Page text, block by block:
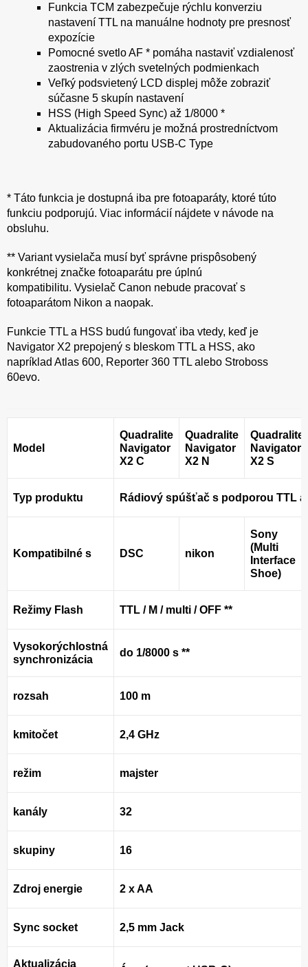
Funkcia TCM zabezpečuje rýchlu konverziu
nastavení TTL na manuálne hodnoty pre presnosť
expozície
Pomocné svetlo AF * pomáha nastaviť vzdialenosť
zaostrenia v zlých svetelných podmienkach
Veľký podsvietený LCD displej môže zobraziť
súčasne 5 skupín nastavení
HSS (High Speed ​​Sync) až 1/8000 *
Aktualizácia firmvéru je možná prostredníctvom
zabudovaného portu USB-C Type
* Táto funkcia je dostupná iba pre fotoaparáty, ktoré túto
funkciu podporujú. Viac informácií nájdete v návode na
obsluhu.
** Variant vysielača musí byť správne prispôsobený
konkrétnej značke fotoaparátu pre úplnú
kompatibilitu. Vysielač Canon nebude pracovať s
fotoaparátom Nikon a naopak.
Funkcie TTL a HSS budú fungovať iba vtedy, keď je
Navigator X2 prepojený s bleskom TTL a HSS, ako
napríklad Atlas 600, Reporter 360 TTL alebo Stroboss
60evo.
Model
Quadralite
Navigator
X2 C
Quadralite
Navigator
X2 N
Quadralite
Navigator
X2 S
Typ produktu Rádiový spúšťač s podporou TTL a
Kompatibilné s DSC nikon
Sony
(Multi
Interface
Shoe)
Režimy Flash TTL / M / multi / OFF **
Vysokorýchlostná
synchronizácia
do 1/8000 s **
rozsah 100 m
kmitočet 2,4 GHz
režim majster
kanály 32
skupiny 16
Zdroj energie 2 x AA
Sync socket 2,5 mm Jack
Aktualizácia